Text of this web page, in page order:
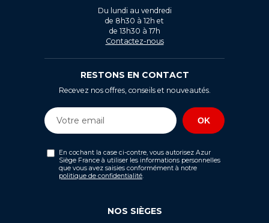
Du lundi au vendredi
de 8h30 à 12h et
de 13h30 à 17h
Contactez-nous
RESTONS EN CONTACT
Recevez nos offres, conseils et nouveautés.
En cochant la case ci-contre, vous autorisez Azur
Siège France à utiliser les informations personnelles
que vous avez saisies conformément à notre
politique de confidentialité.
NOS SIÈGES